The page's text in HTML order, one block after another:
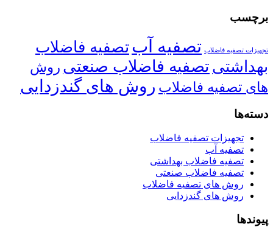
برچسب
تجهیزات تصفیه فاضلاب تصفیه آبتصفیه فاضلاب
بهداشتی تصفیه فاضلاب صنعتی روش
های تصفیه فاضلاب روش های گندزدایی
دسته‌ها
تجهیزات تصفیه فاضلاب
تصفیه آب
تصفیه فاضلاب بهداشتی
تصفیه فاضلاب صنعتی
روش های تصفیه فاضلاب
روش های گندزدایی
پیوندها